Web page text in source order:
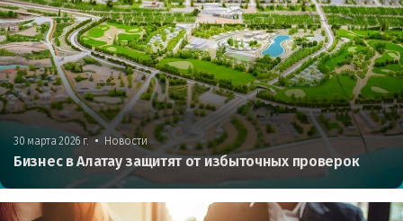
30 марта 2026 г. • Новости
Бизнес в Алатау защитят от избыточных проверок